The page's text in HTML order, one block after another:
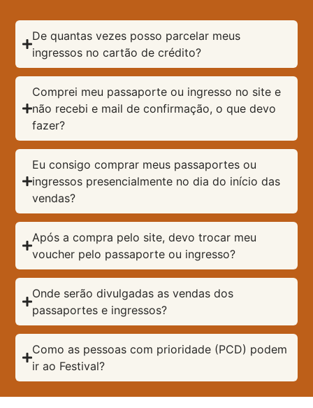
De quantas vezes posso parcelar meus
ingressos no cartão de crédito?
Comprei meu passaporte ou ingresso no site e
não recebi e mail de confirmação, o que devo
fazer?
Eu consigo comprar meus passaportes ou
ingressos presencialmente no dia do início das
vendas?
Após a compra pelo site, devo trocar meu
voucher pelo passaporte ou ingresso?
Onde serão divulgadas as vendas dos
passaportes e ingressos?
Como as pessoas com prioridade (PCD) podem
ir ao Festival?